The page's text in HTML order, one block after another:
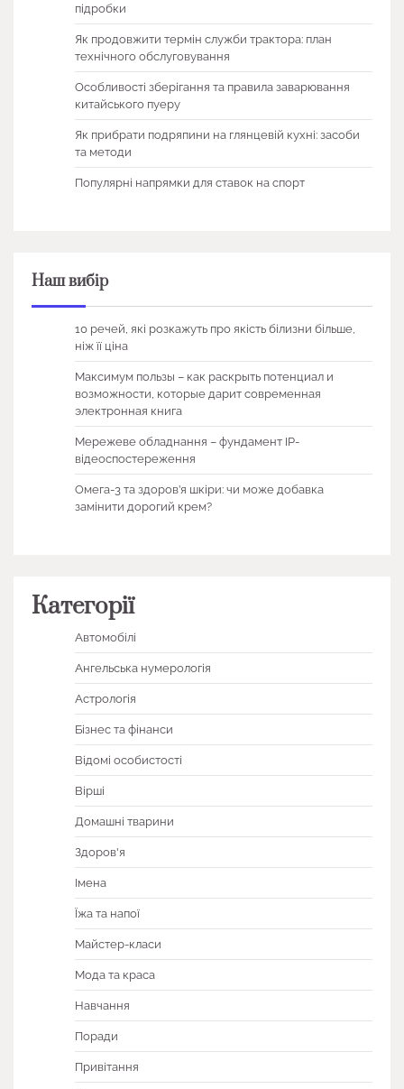
підробки
Як продовжити термін служби трактора: план
технічного обслуговування
Особливості зберігання та правила заварювання
китайського пуеру
Як прибрати подряпини на глянцевій кухні: засоби
та методи
Популярні напрямки для ставок на спорт
Наш вибір
10 речей, які розкажуть про якість білизни більше,
ніж її ціна
Максимум пользы – как раскрыть потенциал и
возможности, которые дарит современная
электронная книга
Мережеве обладнання – фундамент IP-
відеоспостереження
Омега-3 та здоров’я шкіри: чи може добавка
замінити дорогий крем?
Категорії
Автомобілі
Ангельська нумерологія
Астрологія
Бізнес та фінанси
Відомі особистості
Вірші
Домашні тварини
Здоров'я
Імена
Їжа та напої
Майстер-класи
Мода та краса
Навчання
Поради
Привітання